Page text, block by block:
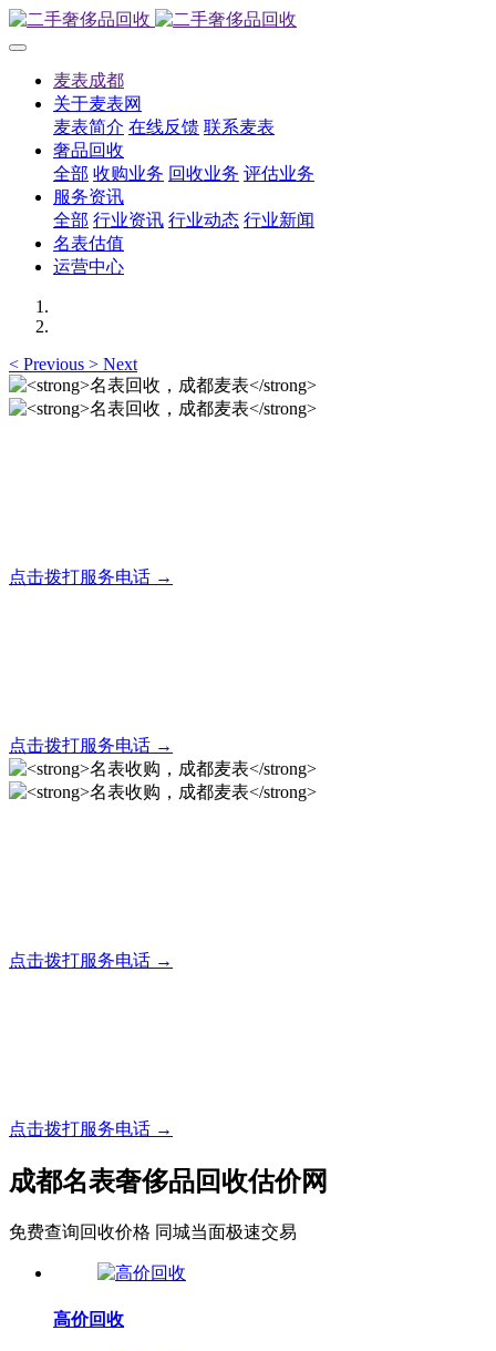
麦表成都
关于麦表网
麦表简介 在线反馈 联系麦表
奢品回收
全部 收购业务 回收业务 评估业务
服务资讯
全部 行业资讯 行业动态 行业新闻
名表估值
运营中心
< Previous > Next
点击拨打服务电话 →
点击拨打服务电话 →
点击拨打服务电话 →
点击拨打服务电话 →
成都名表奢侈品回收估价网
免费查询回收价格 同城当面极速交易
高价回收